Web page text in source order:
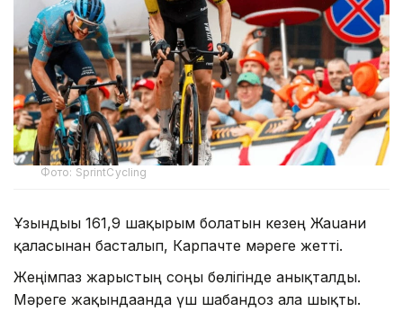
Фото: SprintCycling
Ұзындығы 161,9 шақырым болатын кезең Жаuани
қаласынан басталып, Карпачте мәреге жетті.
Жеңімпаз жарыстың соңғы бөлігінде анықталды.
Мәреге жақындағанда үш шабандоз алға шықты.